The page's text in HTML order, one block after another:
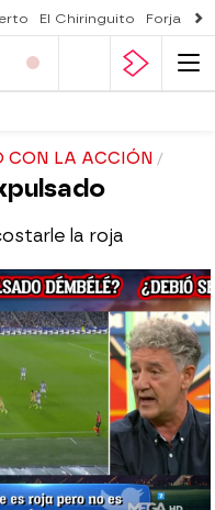
El Chiringuito Forjado
CON LA ACCIÓN
la roja
01:12